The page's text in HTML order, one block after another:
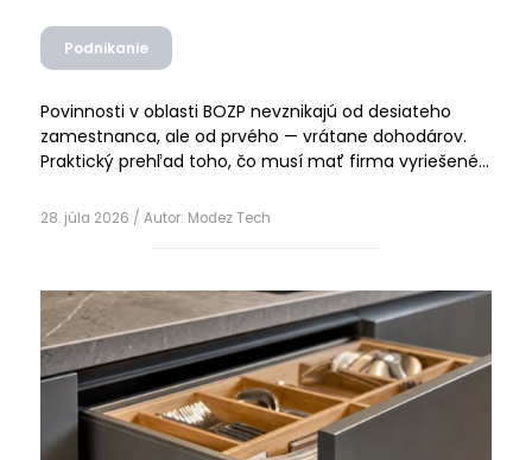
Podnikanie
Povinnosti v oblasti BOZP nevznikajú od desiateho
zamestnanca, ale od prvého — vrátane dohodárov.
Praktický prehľad toho, čo musí mať firma vyriešené,
zmysel externý partner.
28. júla 2026 / Autor: Modez Tech